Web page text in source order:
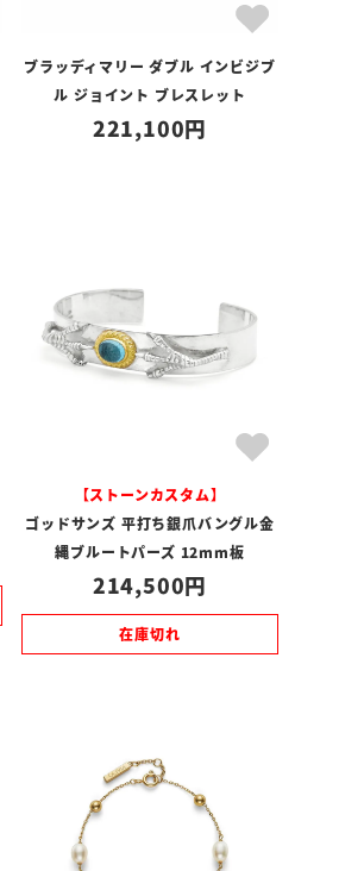
ブラッディマリー ダブル インビジブ
ル ジョイント ブレスレット
221,100
【ストーンカスタム】
ゴッドサンズ 平打ち銀爪バングル金
縄ブルートパーズ 12mm板
214,500
在庫切れ